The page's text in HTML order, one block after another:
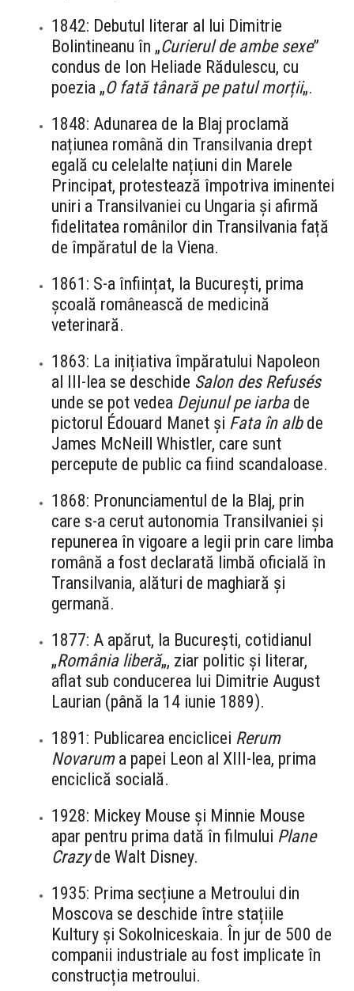
1842: Debutul literar al lui Dimitrie
Bolintineanu în „Curierul de ambe sexe”
condus de Ion Heliade Rădulescu, cu
poezia „O fată tânară pe patul morții„.
1848: Adunarea de la Blaj proclamă
națiunea română din Transilvania drept
egală cu celelalte națiuni din Marele
Principat, protestează împotriva iminentei
uniri a Transilvaniei cu Ungaria și afirmă
fidelitatea românilor din Transilvania față
de împăratul de la Viena.
1861: S-a înființat, la București, prima
școală românească de medicină
veterinară.
1863: La inițiativa împăratului Napoleon
al III-lea se deschide Salon des Refusés
unde se pot vedea Dejunul pe iarbade
pictorul Édouard Manet și Fata în albde
James McNeill Whistler, care sunt
percepute de public ca fiind scandaloase.
1868: Pronunciamentul de la Blaj, prin
care s-a cerut autonomia Transilvaniei și
repunerea în vigoare a legii prin care limba
română a fost declarată limbă oficială în
Transilvania, alături de maghiară și
germană.
1877: A apărut, la București, cotidianul
„România liberă„, ziar politic și literar,
aflat sub conducerea lui Dimitrie August
Laurian (până la 14 iunie 1889).
1891: Publicarea enciclicei Rerum
Novaruma papei Leon al XIII-lea, prima
enciclică socială.
1928: Mickey Mouse și Minnie Mouse
apar pentru prima dată în filmului Plane
Crazyde Walt Disney.
1935: Prima secțiune a Metroului din
Moscova se deschide între stațiile
Kultury și Sokolniceskaia. În jur de 500 de
companii industriale au fost implicate în
construcția metroului.